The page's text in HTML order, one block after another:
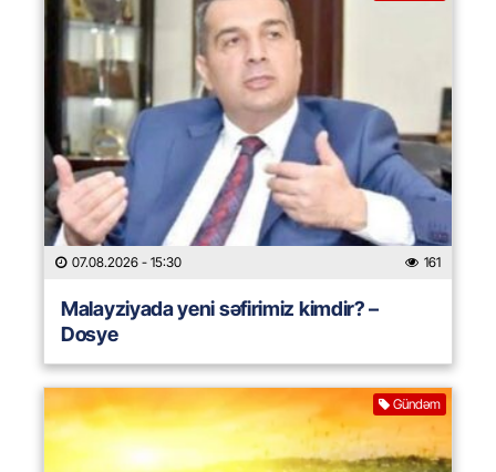
07.08.2026 - 15:30 161
Malayziyada yeni səfirimiz kimdir? –
Dosye
Gündəm